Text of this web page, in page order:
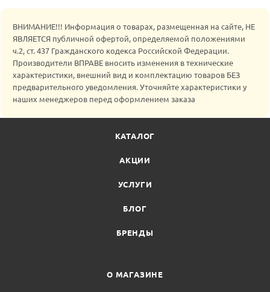
ВНИМАНИЕ!!! Информация о товарах, размещенная на сайте, НЕ
ЯВЛЯЕТСЯ публичной офертой, определяемой положениями
ч.2, ст. 437 Гражданского кодекса Российской Федерации.
Производители ВПРАВЕ вносить изменения в технические
характеристики, внешний вид и комплектацию товаров БЕЗ
предварительного уведомления. Уточняйте характеристики у
наших менеджеров перед оформлением заказа
КАТАЛОГ
АКЦИИ
УСЛУГИ
БЛОГ
БРЕНДЫ
О МАГАЗИНЕ